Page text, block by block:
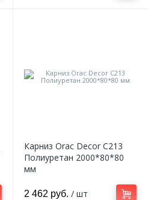
Карниз Orac Decor C213
Полиуретан 2000*80*80
мм
2 462 руб. / шт